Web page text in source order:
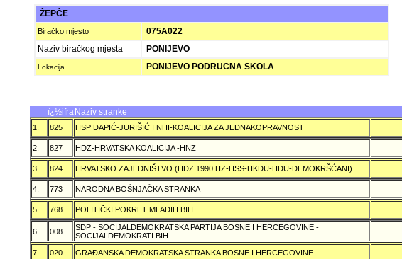
ŽEPČE
Biračko mjesto
075A022
Naziv biračkog mjesta
PONIJEVO
Lokacija PONIJEVO PODRUCNA SKOLA
ï¿½ifra Naziv stranke
1. 825 HSP ÐAPIĆ-JURIŠIĆ I NHI-KOALICIJA ZA JEDNAKOPRAVNOST
2. 827 HDZ-HRVATSKA KOALICIJA -HNZ
3. 824 HRVATSKO ZAJEDNIŠTVO (HDZ 1990 HZ-HSS-HKDU-HDU-DEMOKRŠĆANI)
4. 773 NARODNA BOŠNJAČKA STRANKA
5. 768 POLITIČKI POKRET MLADIH BIH
6. 008
SDP - SOCIJALDEMOKRATSKA PARTIJA BOSNE I HERCEGOVINE -
SOCIJALDEMOKRATI BIH
7. 020 GRAÐANSKA DEMOKRATSKA STRANKA BOSNE I HERCEGOVINE